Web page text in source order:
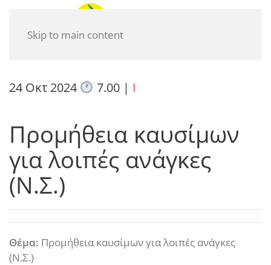
Skip to main content
24 Οκτ 2024 7.00| I
Προμήθεια καυσίμων
για λοιπές ανάγκες
(Ν.Σ.)
Θέμα: Προμήθεια καυσίμων για λοιπές ανάγκες
(Ν.Σ.)